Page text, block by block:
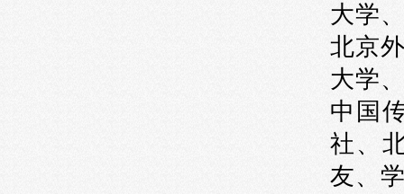
大学
北京
大学
中国
社、
友、